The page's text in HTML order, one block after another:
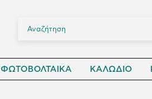
ΦΩΤΟΒΟΛΤΑΙΚΑ ΚΑΛΩΔΙΟ